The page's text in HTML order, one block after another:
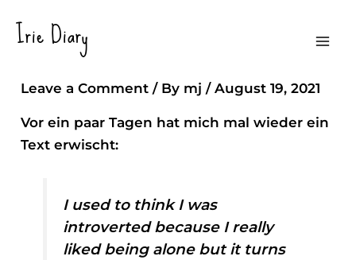
Irie Diary
Ein Introvertiertes Kännchen Philosophie
Leave a Comment / By mj/August 19, 2021
Vor ein paar Tagen hat mich mal wieder ein
Text erwischt:
I used to think I was
introverted because I really
liked being alone but it turns